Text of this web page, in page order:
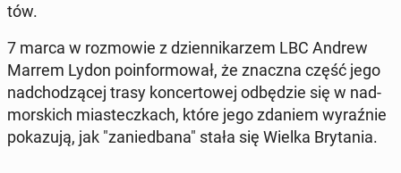
tów.
7 marca w roz­mo­wie z dzien­ni­ka­rzem LBC Andrew
Marrem Lydon po­in­for­mo­wał, że znaczna część jego
nad­cho­dzą­cej trasy kon­cer­to­wej od­bę­dzie się w nad­
mor­skich mia­stecz­kach, które jego zdaniem wy­raź­nie
po­ka­zu­ją, jak "za­nie­dba­na" stała się Wielka Bry­ta­nia.